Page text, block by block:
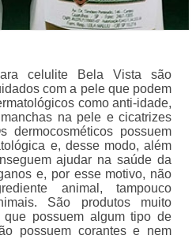
celulite Bela Vista são
com a pele que podem
como anti-idade,
na pele e cicatrizes
dermocosméticos possuem
e, desse modo, além
ajudar na saúde da
e, por esse motivo, não
animal, tampouco
São produtos muito
que possuem algum tipo de
possuem corantes e nem